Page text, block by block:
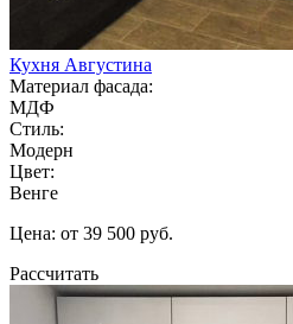
Кухня Августина
Материал фасада:
МДФ
Стиль:
Модерн
Цвет:
Венге
Цена: от 39 500 руб.
Рассчитать